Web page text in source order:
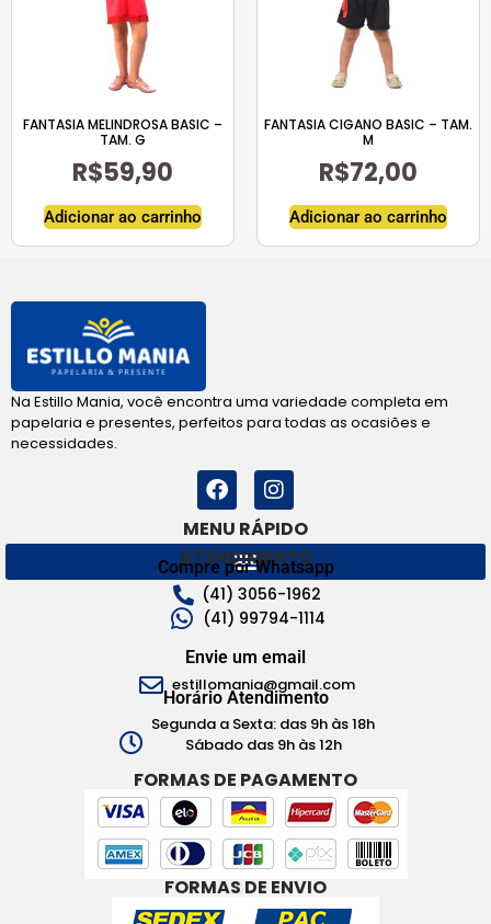
FANTASIA MELINDROSA BASIC –
TAM. G
R$59,90
Adicionar ao carrinho
FANTASIA CIGANO BASIC – TAM.
M
R$72,00
Adicionar ao carrinho
Na Estillo Mania, você encontra uma variedade completa em
papelaria e presentes, perfeitos para todas as ocasiões e
necessidades.
MENU RÁPIDO
ATENDIMENTO
Compre por Whatsapp
(41) 3056-1962
(41) 99794-1114
Envie um email
estillomania@gmail.com
Horário Atendimento
Segunda a Sexta: das 9h às 18h
Sábado das 9h às 12h
FORMAS DE PAGAMENTO
FORMAS DE ENVIO